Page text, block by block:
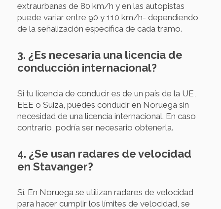
extraurbanas de 80 km/h y en las autopistas
puede variar entre 90 y 110 km/h- dependiendo
de la señalización específica de cada tramo.
3. ¿Es necesaria una licencia de
conducción internacional?
Si tu licencia de conducir es de un país de la UE,
EEE o Suiza, puedes conducir en Noruega sin
necesidad de una licencia internacional. En caso
contrario, podría ser necesario obtenerla.
4. ¿Se usan radares de velocidad
en Stavanger?
Sí. En Noruega se utilizan radares de velocidad
para hacer cumplir los límites de velocidad, se